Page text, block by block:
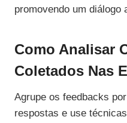
promovendo um diálogo
Como Analisar
Coletados Nas
Agrupe os feedbacks
respostas e use